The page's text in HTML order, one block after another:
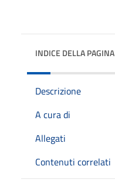
INDICE DELLA PAGINA
Descrizione
A cura di
Allegati
Contenuti correlati